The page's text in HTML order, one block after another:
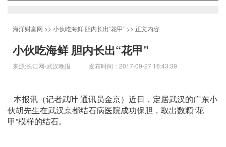
海洋财富网 >> 小伙吃海鲜 胆内长出“花甲” >> 正文内容
小伙吃海鲜 胆内长出“花甲”
来源:长江网-武汉晚报 发布时间：2017-09-27 16:43:39
本报讯（记者武叶 通讯员金京）近日，定居武汉的广东小
伙胡先生在武汉京都结石病医院成功保胆，取出数颗“花
甲”模样的结石。